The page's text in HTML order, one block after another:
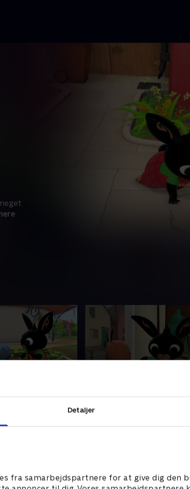
Detaljer
fra samarbejdspartnere for at give dig den
treårige Bing, der
meget at lære, når
er vennen Flopp
Børneserie om den treårige